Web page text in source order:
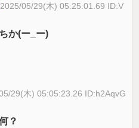
2025/05/29(木) 05:25:01.69 ID:V
か(ー_ー)
29(木) 05:05:23.26 ID:h2AqvG
？